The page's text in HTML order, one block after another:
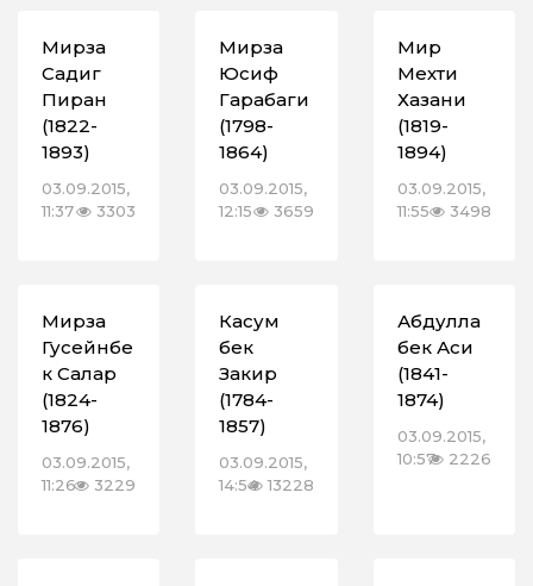
Мирза
Садиг
Пиран
(1822-
1893)
03.09.2015,
11:37
3303
Мирза
Юсиф
Гарабаги
(1798-
1864)
03.09.2015,
12:15
3659
Мир
Мехти
Хазани
(1819-
1894)
03.09.2015,
11:55
3498
Мирза
Гусейнбе
к Салар
(1824-
1876)
03.09.2015,
11:26
3229
Касум
бек
Закир
(1784-
1857)
03.09.2015,
14:54 13228
Абдулла
бек Аси
(1841-
1874)
03.09.2015,
10:57 2226